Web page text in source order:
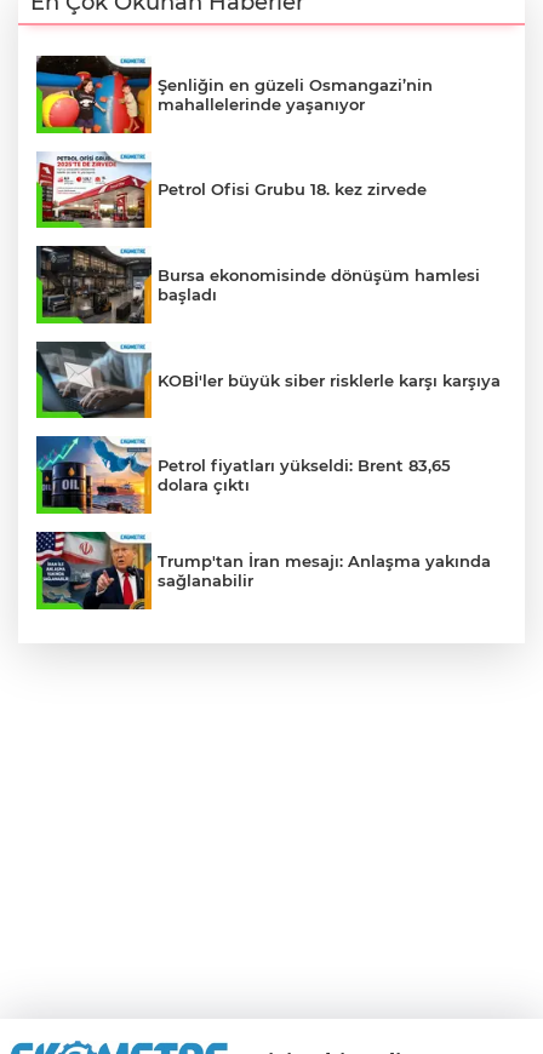
Şenliğin en güzeli Osmangazi’nin
mahallelerinde yaşanıyor
Petrol Ofisi Grubu 18. kez zirvede
Bursa ekonomisinde dönüşüm hamlesi
başladı
KOBİ'ler büyük siber risklerle karşı karşıya
Petrol fiyatları yükseldi: Brent 83,65
dolara çıktı
Trump'tan İran mesajı: Anlaşma yakında
sağlanabilir